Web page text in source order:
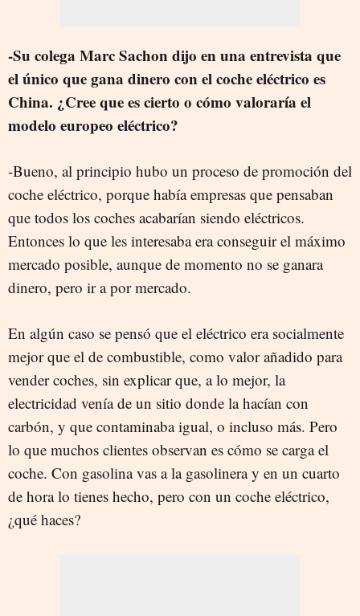
-Su colega Marc Sachon dijo en una entrevista que
el único que gana dinero con el coche eléctrico es
China. ¿Cree que es cierto o cómo valoraría el
modelo europeo eléctrico?
-Bueno, al principio hubo un proceso de promoción del
coche eléctrico, porque había empresas que pensaban
que todos los coches acabarían siendo eléctricos.
Entonces lo que les interesaba era conseguir el máximo
mercado posible, aunque de momento no se ganara
dinero, pero ir a por mercado.
En algún caso se pensó que el eléctrico era socialmente
mejor que el de combustible, como valor añadido para
vender coches, sin explicar que, a lo mejor, la
electricidad venía de un sitio donde la hacían con
carbón, y que contaminaba igual, o incluso más. Pero
lo que muchos clientes observan es cómo se carga el
coche. Con gasolina vas a la gasolinera y en un cuarto
de hora lo tienes hecho, pero con un coche eléctrico,
¿qué haces?